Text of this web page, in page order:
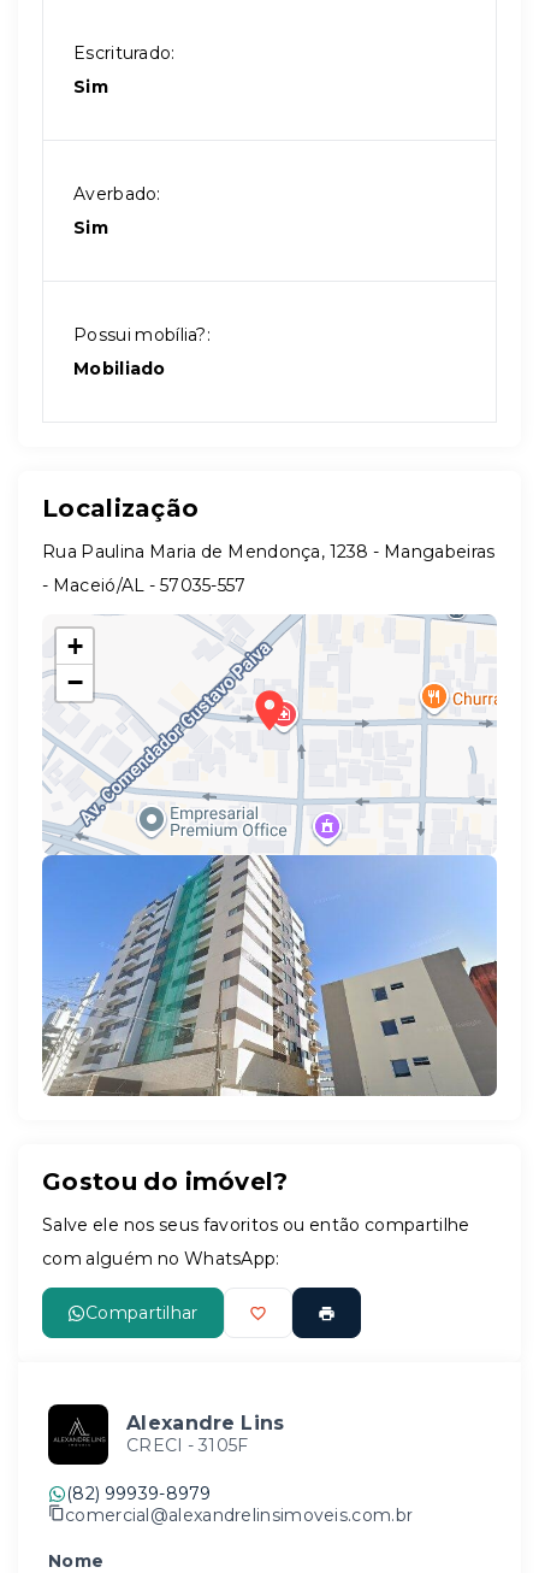
Escriturado:
Sim
Averbado:
Sim
Possui mobília?:
Mobiliado
Localização
Rua Paulina Maria de Mendonça, 1238 - Mangabeiras
- Maceió/AL - 57035-557
+
−
Leaflet
Gostou do imóvel?
Salve ele nos seus favoritos ou então compartilhe
com alguém no WhatsApp:
Compartilhar
Alexandre Lins
CRECI - 3105F
(82) 99939-8979
comercial@alexandrelinsimoveis.com.br
Nome